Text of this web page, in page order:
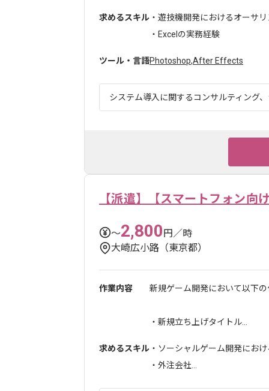
求めるスキル ・遊技機開発におけるオーサ
・Excelの実務経験
ツール・言語Photoshop,After Effects
システム導入に関するコンサルティング
【派遣】【スマートフォン向
〜2,800円／時
大崎広小路（東京都）
作業内容 新規ゲーム開発において以下
・新規立ち上げタイトル...
求めるスキル ・ソーシャルゲーム開発にお
・外注会社...